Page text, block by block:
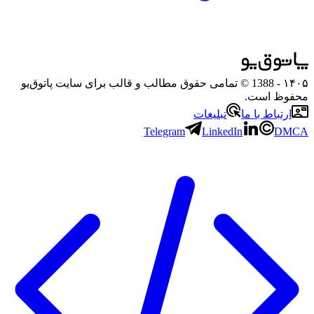
۱۴۰۵
- 1388 © تمامی حقوق مطالب و قالب برای سایت پاتوق‌یو
محفوظ است.
ارتباط با ما
تبلیغات
Telegram
LinkedIn DMCA